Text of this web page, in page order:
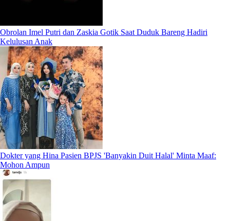
Obrolan Imel Putri dan Zaskia Gotik Saat Duduk Bareng Hadiri
Kelulusan Anak
Dokter yang Hina Pasien BPJS 'Banyakin Duit Halal' Minta Maaf:
Mohon Ampun